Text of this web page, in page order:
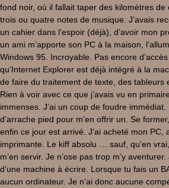
fond noir, où il fallait taper des kilomètres
trois ou quatre notes de musique. J’avais
un cahier dans l’espoir (déjà), d’avoir mon
un ami m’apporte son PC à la maison,
Windows 95. Incroyable. Pas encore
qu’Internet Explorer est déjà intégré à la
de faire du traitement de texte, des tableurs
Rien à voir avec ce que j’avais vu en
immenses. J’ai un coup de foudre
d’arrache pied pour m’en offrir un. Se
enfin ce jour est arrivé. J’ai acheté mon PC,
imprimante. Le kiff absolu … sauf, qu’en
m’en servir. Je n’ose pas trop m’y
d’une machine à écrire. Lorsque tu fais un
aucun ordinateur. Je n’ai donc aucune